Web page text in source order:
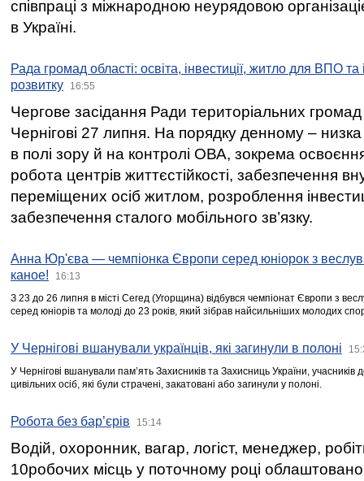
співпраці з міжнародною неурядовою
в Україні.
Рада громад області: освіта, інвестиції, житло для ВПО
розвитку
16:55
Чергове засідання Ради територіальних громад
Чернігові 27 липня. На порядку денному –
в полі зору й на контролі ОВА, зокрема освоєння
робота центрів життєстійкості, забезпечення
переміщених осіб житлом, розроблення
забезпечення сталого мобільного зв’язку.
Анна Юр'єва — чемпіонка Європи серед юніорок з
каное!
16:13
З 23 до 26 липня в місті Сегед (Угорщина) відбувся чемпіонат Європи з
серед юніорів та молоді до 23 років, який зібрав найсильніших молодих
У Чернігові вшанували українців, які загинули в полоні
У Чернігові вшанували пам’ять Захисників та Захисниць України,
цивільних осіб, які були страчені, закатовані або загинули у полоні.
Робота без бар’єрів 15:14
Водій, охоронник, вагар, логіст, менеджер,
10робочих місць у поточному році